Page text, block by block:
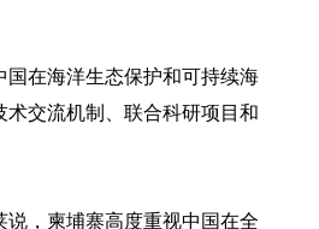
在海洋生态保护和可持续海
交流机制、联合科研项目和
，柬埔寨高度重视中国在全